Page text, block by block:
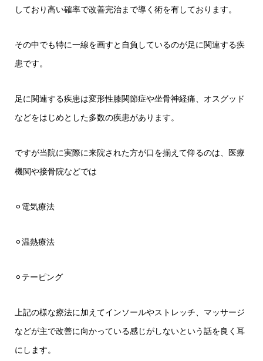
しており高い確率で改善完治まで導く術を有しております。
その中でも特に一線を画すと自負しているのが足に関連する疾
患です。
足に関連する疾患は変形性膝関節症や坐骨神経痛、オスグッド
などをはじめとした多数の疾患があります。
ですが当院に実際に来院された方が口を揃えて仰るのは、医療
機関や接骨院などでは
⚪︎電気療法
⚪︎温熱療法
⚪︎テーピング
上記の様な療法に加えてインソールやストレッチ、マッサージ
などが主で改善に向かっている感じがしないという話を良く耳
にします。